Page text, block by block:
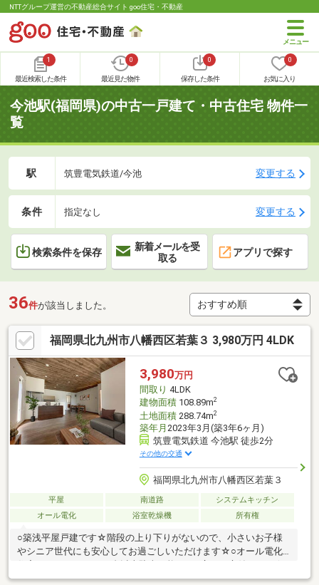
NTTグループ運営の不動産総合サイト goo住宅・不動産
1
最近検索した条件
0
最近見た物件
0
保存した条件
0
お気に入り
今池駅(福岡県)の中古一戸建て・中古住宅 物件一
覧
駅 筑豊電気鉄道/今池 変更する
条件 指定なし 変更する
検索条件を保存
新着メールを受
取る
アプリで探す
36件が該当しました。
福岡県北九州市八幡西区若葉３ 3,980万円 4LDK
3,980万円
間取り 4LDK
建物面積108.89m2
土地面積288.74m2
築年月 2023年3月(築3年6ヶ月)
筑豊電気鉄道 今池駅 徒歩2分
その他の交通
福岡県北九州市八幡西区若葉３
平屋 南道路
システムキッチン
オール電化
浴室乾燥機 所有権
○築浅平屋戸建です☆階段の上り下りがないので、小さいお子様
やシニア世代にも安心してお過ごしいただけます☆○オール電化
夏にはビニールプールやバーベキューも楽しめますね○キッチン